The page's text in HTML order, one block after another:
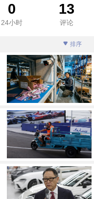
0
24小时
13
评论
排序